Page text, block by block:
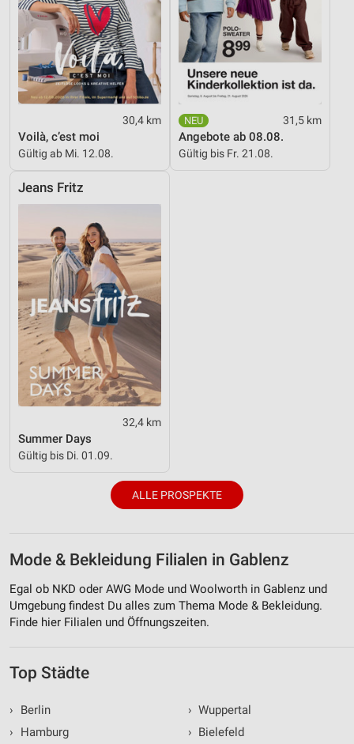
30,4 km
Voilà, c’est moi
Gültig ab Mi. 12.08.
31,5 km
Angebote ab 08.08.
Gültig bis Fr. 21.08.
Jeans Fritz
32,4 km
Summer Days
Gültig bis Di. 01.09.
ALLE PROSPEKTE
Mode & Bekleidung Filialen in Gablenz
Egal ob NKD oder AWG Mode und Woolworth in Gablenz und
Umgebung findest Du alles zum Thema Mode & Bekleidung.
Finde hier Filialen und Öffnungszeiten.
Top Städte
›
Berlin
›
Hamburg
› Wuppertal
› Bielefeld